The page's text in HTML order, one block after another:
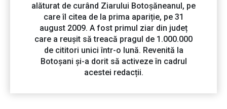
alăturat de curând Ziarului Botoșăneanul, pe
care îl citea de la prima apariție, pe 31
august 2009. A fost primul ziar din județ
care a reușit să treacă pragul de 1.000.000
de cititori unici într-o lună. Revenită la
Botoșani și-a dorit să activeze în cadrul
acestei redacții.